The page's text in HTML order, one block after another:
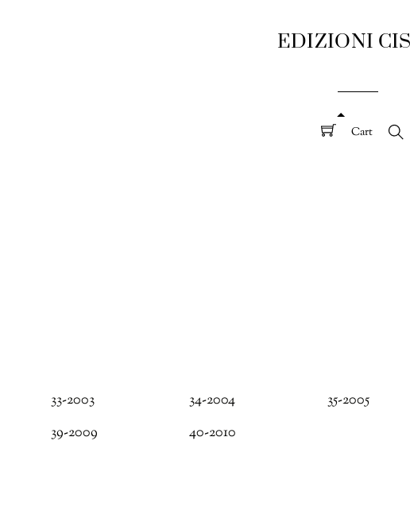
EDIZIONI
Cart
33-2003 34-2004 35-2005
39-2009 40-2010